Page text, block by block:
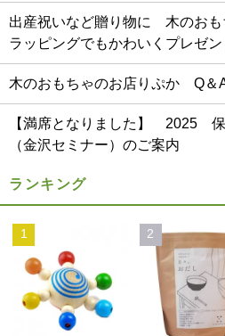
出産祝いなど贈り物に 木のおも
ラッピングでもかわいくプレゼン
木のおもちゃのお店りぷか Q
【満席となりました】 2025
（金沢セミナー）のご案内
ランキング
1 2